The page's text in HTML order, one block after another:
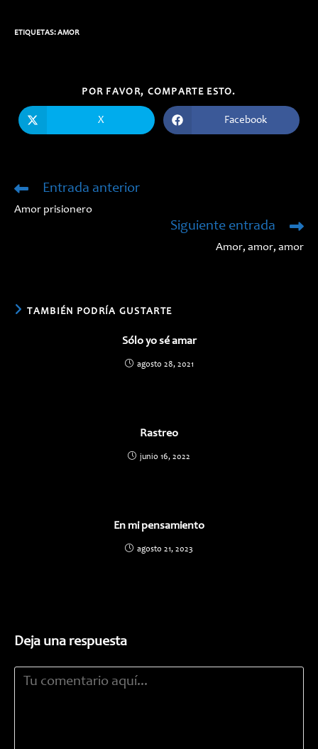
ETIQUETAS:AMOR
POR FAVOR, COMPARTE ESTO.
CONTENIDO
abre
X
Se
abre
Facebook
Leer
artículos
Entrada anterior
Amor prisionero
Siguiente entrada
Amor, amor, amor
TAMBIÉN PODRÍA GUSTARTE
Sólo yo sé amar
agosto 28, 2021
Rastreo
junio 16, 2022
En mi pensamiento
agosto 21, 2023
Deja una respuesta
Comentario